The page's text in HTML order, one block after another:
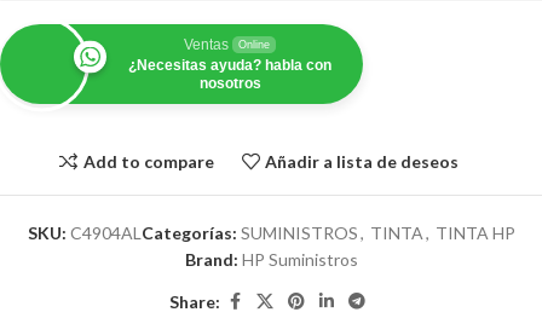
Ventas Online
¿Necesitas ayuda? habla con
nosotros
Add to compare Añadir a lista de deseos
SKU: C4904ALCategorías: SUMINISTROS, TINTA, TINTA HP
Brand: HP Suministros
Share: